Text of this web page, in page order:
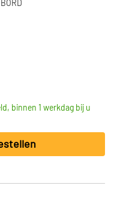
binnen 1 werkdag bij u